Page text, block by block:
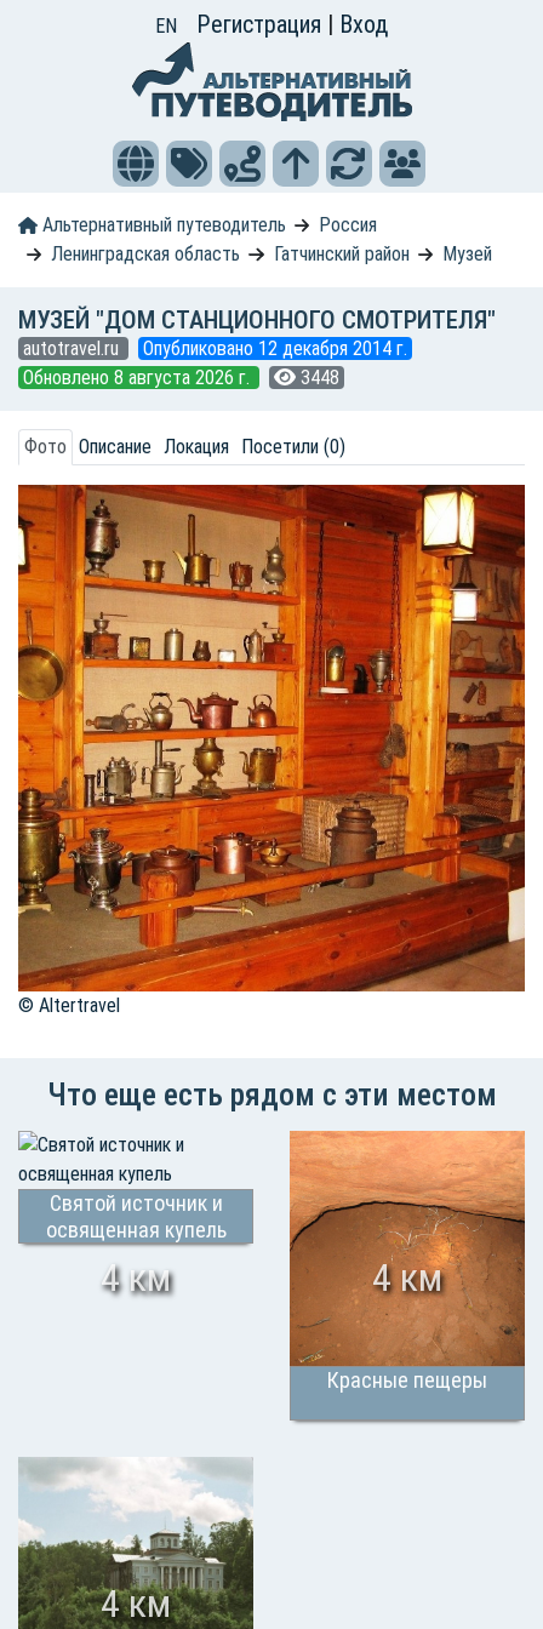
EN Регистрация | Вход
Альтернативный путеводитель
Россия
Ленинградская область
Гатчинский район Музей
МУЗЕЙ "ДОМ СТАНЦИОННОГО СМОТРИТЕЛЯ"
autotravel.ru
Опубликовано 12 декабря 2014 г.
Обновлено 8 августа 2026 г.
3448
Фото Описание Локация Посетили (0)
© Altertravel
Что еще есть рядом с эти местом
Святой источник и
освященная купель
4 км
Красные пещеры
4 км
4 км